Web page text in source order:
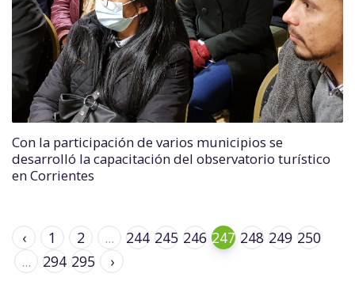
Con la participación de varios municipios se
desarrolló la capacitación del observatorio turístico
en Corrientes
‹ 1 2 ... 244 245 246 247 248 249 250
...
294 295 ›